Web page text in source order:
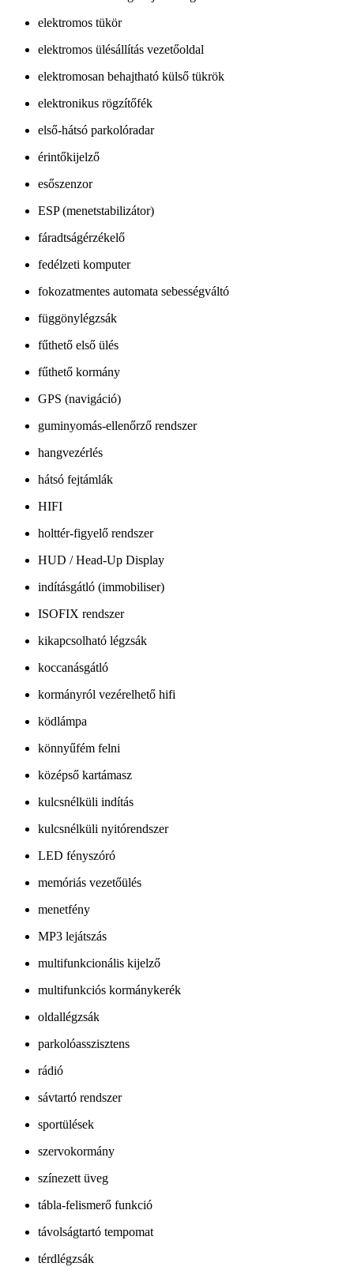
elektromos tükör
elektromos ülésállítás vezetőoldal
elektromosan behajtható külső tükrök
elektronikus rögzítőfék
első-hátsó parkolóradar
érintőkijelző
esőszenzor
ESP (menetstabilizátor)
fáradtságérzékelő
fedélzeti komputer
fokozatmentes automata sebességváltó
függönylégzsák
fűthető első ülés
fűthető kormány
GPS (navigáció)
guminyomás-ellenőrző rendszer
hangvezérlés
hátsó fejtámlák
HIFI
holttér-figyelő rendszer
HUD / Head-Up Display
indításgátló (immobiliser)
ISOFIX rendszer
kikapcsolható légzsák
koccanásgátló
kormányról vezérelhető hifi
ködlámpa
könnyűfém felni
középső kartámasz
kulcsnélküli indítás
kulcsnélküli nyitórendszer
LED fényszóró
memóriás vezetőülés
menetfény
MP3 lejátszás
multifunkcionális kijelző
multifunkciós kormánykerék
oldallégzsák
parkolóasszisztens
rádió
sávtartó rendszer
sportülések
szervokormány
színezett üveg
tábla-felismerő funkció
távolságtartó tempomat
térdlégzsák